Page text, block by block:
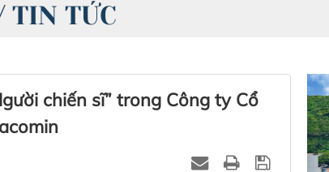
TIN TỨC
chiến sĩ” trong Công ty Cổ